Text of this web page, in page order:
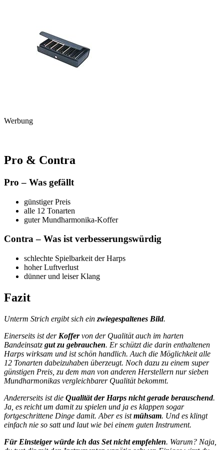
Werbung
Pro & Contra
Pro – Was gefällt
günstiger Preis
alle 12 Tonarten
guter Mundharmonika-Koffer
Contra – Was ist verbesserungswürdig
schlechte Spielbarkeit der Harps
hoher Luftverlust
dünner und leiser Klang
Fazit
Unterm Strich ergibt sich ein zwiegespaltenes Bild.
Einerseits ist der Koffervon der Qualität auch im harten
Bandeinsatz gut zu gebrauchen. Er schützt die darin enthaltenen
Harps wirksam und ist schön handlich. Auch die Möglichkeit alle
12 Tonarten dabeizuhaben überzeugt. Noch dazu zu einem super
günstigen Preis, zu dem man von anderen Herstellern nur sieben
Mundharmonikas vergleichbarer Qualität bekommt.
Andererseits ist die Qualität der Harps nicht gerade berauschend.
Ja, es reicht um damit zu spielen und ja es klappen sogar
fortgeschrittene Dinge damit. Aber es istmühsam. Und es klingt
einfach nie so satt und laut wie bei einem guten Instrument.
Für Einsteiger würde ich das Set nicht empfehlen. Warum? Naja,